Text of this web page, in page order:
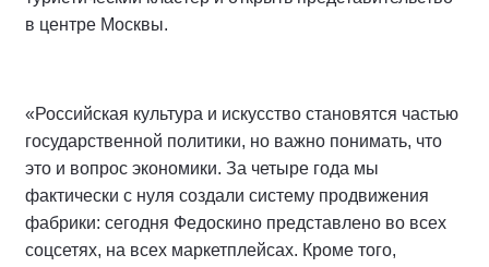
в центре Москвы.
«Российская культура и искусство становятся частью
государственной политики, но важно понимать, что
это и вопрос экономики. За четыре года мы
фактически с нуля создали систему продвижения
фабрики: сегодня Федоскино представлено во всех
соцсетях, на всех маркетплейсах. Кроме того,